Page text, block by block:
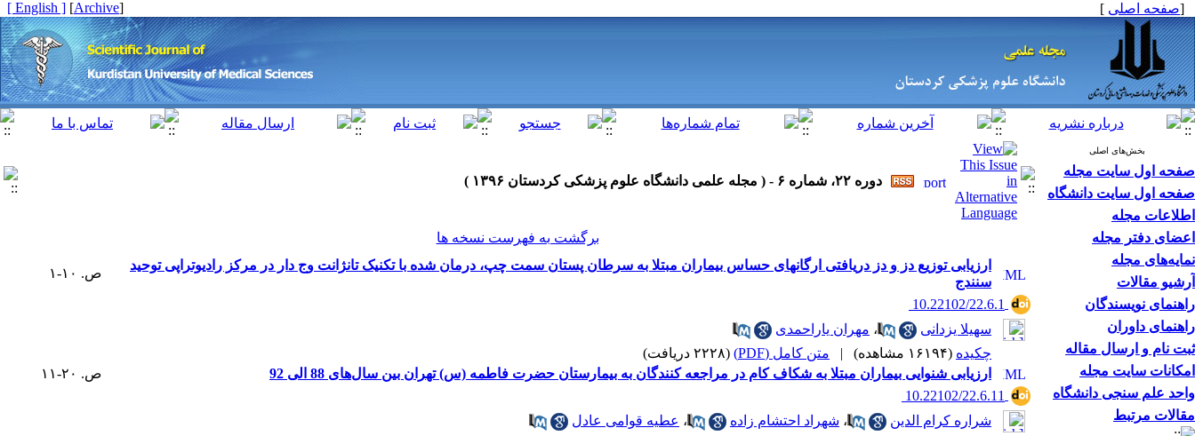
[صفحه اصلی ]
[
Archive
]
[ English ]
بخش‌های اصلی
صفحه اول سایت مجله
صفحه اول سایت دانشگاه
اطلاعات مجله
اعضای دفتر مجله
نمایه‌های مجله
آرشیو مقالات
راهنمای نویسندگان
راهنمای داوران
ثبت نام و ارسال مقاله
امکانات سایت مجله
واحد علم سنجی دانشگاه
مقالات مرتبط
دوره ۲۲، شماره ۶ - ( مجله علمی دانشگاه علوم پزشکی کردستان ۱۳۹۶ )
برگشت به فهرست نسخه ها
ارزیابی توزیع دز و دز دریافتی ارگانهای حساس بیماران مبتلا به سرطان پستان سمت چپ، درمان شده با تکنیک تانژانت وج دار در مرکز رادیوتراپی توحید
سنندج
ص. ۱۰-۱
‎ 10.22102/22.6.1
سهیلا یزدانی
، مهران یاراحمدی
چکیده (۱۶۱۹۴ مشاهده) | متن کامل (PDF)
(۲۲۲۸ دریافت)
ارزیابی شنوایی بیماران مبتلا به شکاف کام در مراجعه کنندگان به بیمارستان حضرت فاطمه (س) تهران بین سال‌های 88 الی 92
ص. ۲۰-۱۱
‎ 10.22102/22.6.11
شراره کرام الدین
، شهراد احتشام زاده ، عطیه قوامی عادل